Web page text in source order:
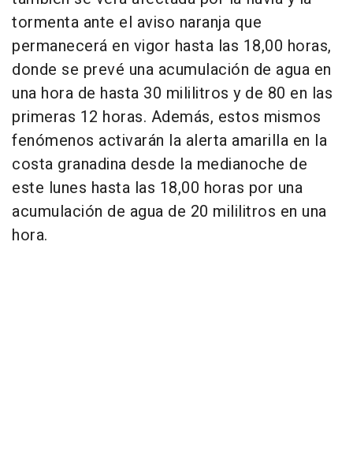
tormenta ante el aviso naranja que
permanecerá en vigor hasta las 18,00 horas,
donde se prevé una acumulación de agua en
una hora de hasta 30 mililitros y de 80 en las
primeras 12 horas. Además, estos mismos
fenómenos activarán la alerta amarilla en la
costa granadina desde la medianoche de
este lunes hasta las 18,00 horas por una
acumulación de agua de 20 mililitros en una
hora.